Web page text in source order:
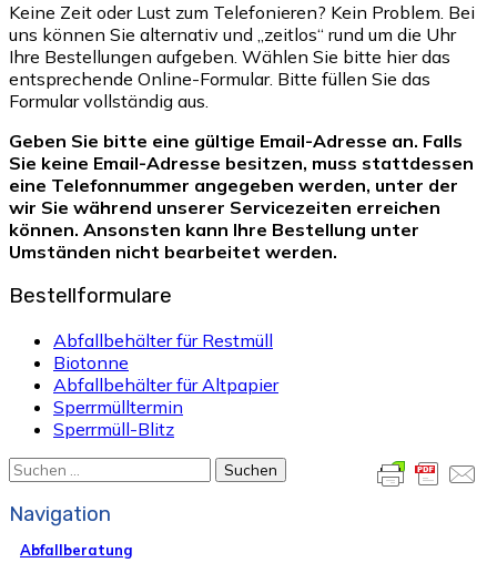
Keine Zeit oder Lust zum Telefonieren? Kein Problem. Bei
uns können Sie alternativ und „zeitlos“ rund um die Uhr
Ihre Bestellungen aufgeben. Wählen Sie bitte hier das
entsprechende Online-Formular. Bitte füllen Sie das
Formular vollständig aus.
Geben Sie bitte eine gültige Email-Adresse an. Falls
Sie keine Email-Adresse besitzen, muss stattdessen
eine Telefonnummer angegeben werden, unter der
wir Sie während unserer Servicezeiten erreichen
können. Ansonsten kann Ihre Bestellung unter
Umständen nicht bearbeitet werden.
Bestellformulare
Abfallbehälter für Restmüll
Biotonne
Abfallbehälter für Altpapier
Sperrmülltermin
Sperrmüll-Blitz
Suchen
nach:
Navigation
Abfallberatung